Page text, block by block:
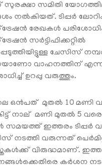
സമിതി
നല്‍കിയത്. ടിപ്പര്‍
രേഖകള്‍
സര്‍ട്ടിഫിക്കറ്റില്‍
ചേസിസ്
വാഹനത്തിന്
ഉറപ്പു വരുത്തും.
ഒന്‍പത് മുതല്‍ 10 മണി
നാല് മണി മുതല്‍ 5
ഇത്തരം ടിപ്പര്‍
നടത്തി വരുന്നത്
വിരുദ്ധമാണ്.
കര്‍ശന